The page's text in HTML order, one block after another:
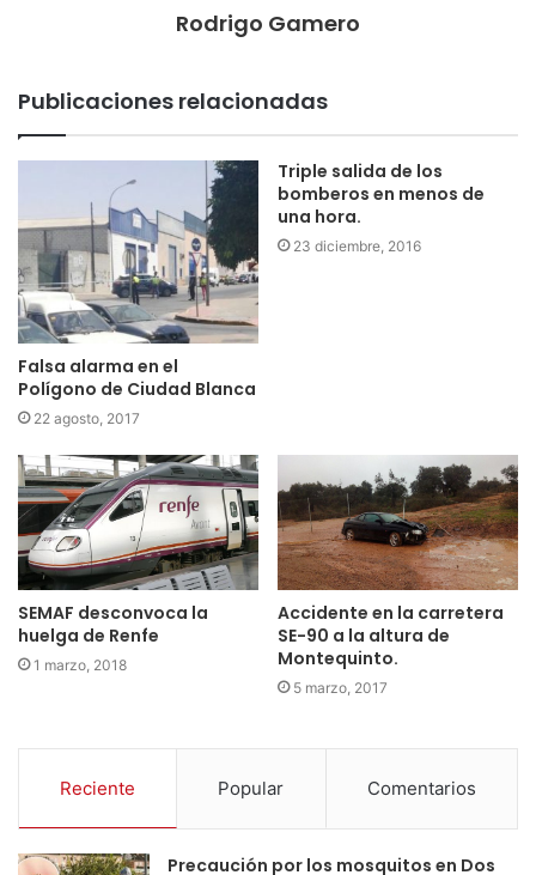
Rodrigo Gamero
Publicaciones relacionadas
Falsa alarma en el
Polígono de Ciudad Blanca
22 agosto, 2017
Triple salida de los
bomberos en menos de
una hora.
23 diciembre, 2016
SEMAF desconvoca la
huelga de Renfe
1 marzo, 2018
Accidente en la carretera
SE-90 a la altura de
Montequinto.
5 marzo, 2017
Reciente Popular Comentarios
Precaución por los mosquitos en Dos